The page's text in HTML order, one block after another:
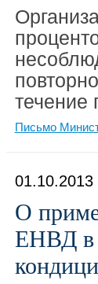
течение
Письмо
01.10.2013
О
ЕНВД в